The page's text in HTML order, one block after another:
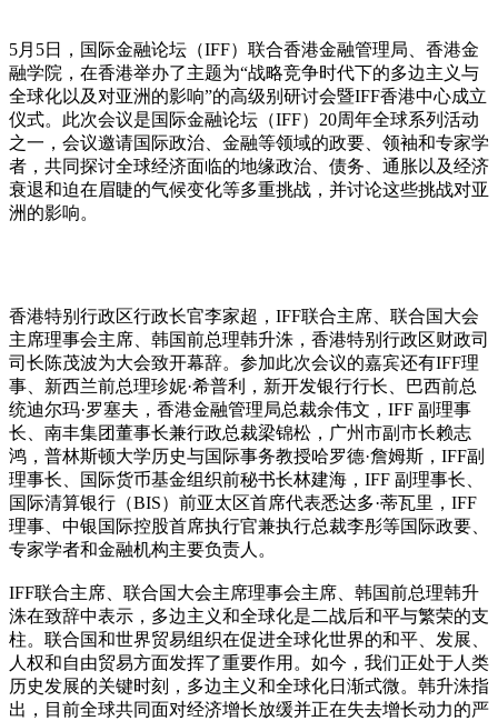
5月5日，国际金融论坛（IFF）联合香港金融管理局、香港金
融学院，在香港举办了主题为“战略竞争时代下的多边主义与
全球化以及对亚洲的影响”的高级别研讨会暨IFF香港中心成立
仪式。此次会议是国际金融论坛（IFF）20周年全球系列活动
之一，会议邀请国际政治、金融等领域的政要、领袖和专家学
者，共同探讨全球经济面临的地缘政治、债务、通胀以及经济
衰退和迫在眉睫的气候变化等多重挑战，并讨论这些挑战对亚
洲的影响。
香港特别行政区行政长官李家超，IFF联合主席、联合国大会
主席理事会主席、韩国前总理韩升洙，香港特别行政区财政司
司长陈茂波为大会致开幕辞。参加此次会议的嘉宾还有IFF理
事、新西兰前总理珍妮·希普利，新开发银行行长、巴西前总
统迪尔玛·罗塞夫，香港金融管理局总裁余伟文，IFF 副理事
长、南丰集团董事长兼行政总裁梁锦松，广州市副市长赖志
鸿，普林斯顿大学历史与国际事务教授哈罗德·詹姆斯，IFF副
理事长、国际货币基金组织前秘书长林建海，IFF 副理事长、
国际清算银行（BIS）前亚太区首席代表悉达多·蒂瓦里，IFF
理事、中银国际控股首席执行官兼执行总裁李彤等国际政要、
专家学者和金融机构主要负责人。
IFF联合主席、联合国大会主席理事会主席、韩国前总理韩升
洙在致辞中表示，多边主义和全球化是二战后和平与繁荣的支
柱。联合国和世界贸易组织在促进全球化世界的和平、发展、
人权和自由贸易方面发挥了重要作用。如今，我们正处于人类
历史发展的关键时刻，多边主义和全球化日渐式微。韩升洙指
出，目前全球共同面对经济增长放缓并正在失去增长动力的严